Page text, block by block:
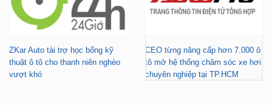
ZKar Auto tài trợ học bổng kỹ
thuật ô tô cho thanh niên nghèo
CEO từng nâng cấp hơn 7.000 ô